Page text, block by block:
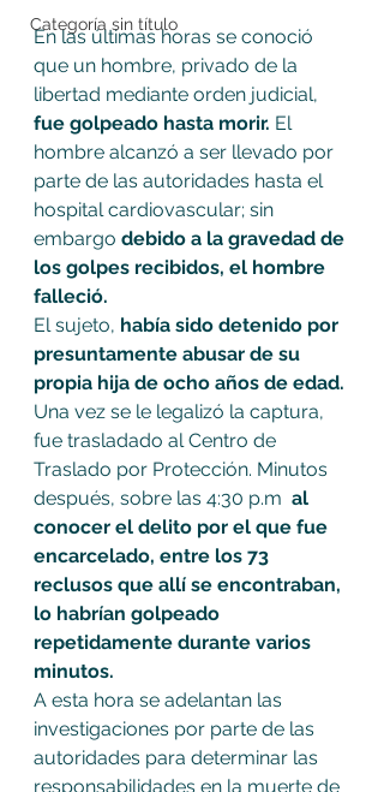
Categoría sin título
En las últimas horas se conoció
que un hombre, privado de la
libertad mediante orden judicial,
fue golpeado hasta morir. El
hombre alcanzó a ser llevado por
parte de las autoridades hasta el
hospital cardiovascular; sin
embargo debido a la gravedad de
los golpes recibidos, el hombre
falleció.
El sujeto, había sido detenido por
presuntamente abusar de su
propia hija de ocho años de edad.
Una vez se le legalizó la captura,
fue trasladado al Centro de
Traslado por Protección. Minutos
después, sobre las 4:30 p.m al
conocer el delito por el que fue
encarcelado, entre los 73
reclusos que allí se encontraban,
lo habrían golpeado
repetidamente durante varios
minutos.
A esta hora se adelantan las
investigaciones por parte de las
autoridades para determinar las
responsabilidades en la muerte de